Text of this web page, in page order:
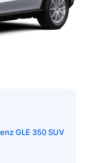
GLE 350 SUV